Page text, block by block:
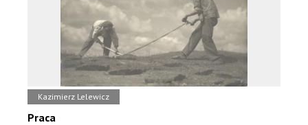
Kazimierz Lelewicz
Praca